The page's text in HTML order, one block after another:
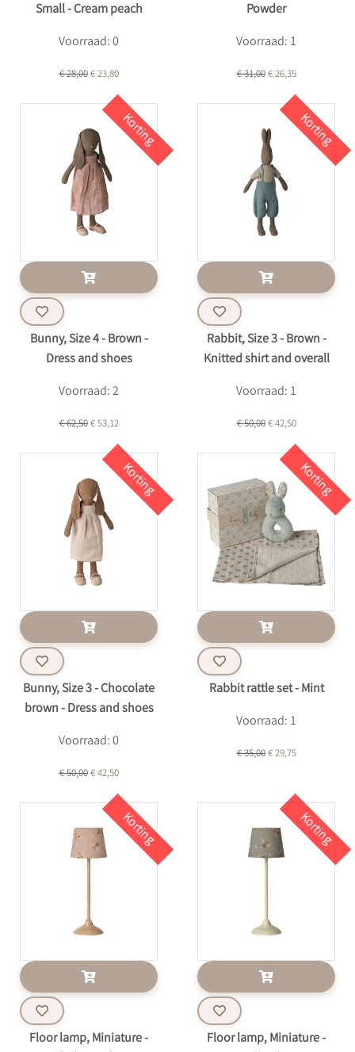
Small - Cream peach
Voorraad: 0
€ 28,00€ 23,80
Powder
Voorraad: 1
€ 31,00€ 26,35
Korting
Bunny, Size 4 - Brown -
Dress and shoes
Voorraad: 2
€ 62,50€ 53,12
Korting
Rabbit, Size 3 - Brown -
Knitted shirt and overall
Voorraad: 1
€ 50,00€ 42,50
Korting
Bunny, Size 3 - Chocolate
brown - Dress and shoes
Voorraad: 0
€ 50,00€ 42,50
Korting
Rabbit rattle set - Mint
Voorraad: 1
€ 35,00€ 29,75
Korting
Floor lamp, Miniature -
Korting
Floor lamp, Miniature -